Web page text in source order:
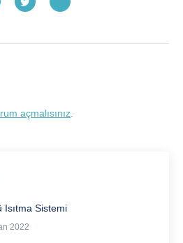
açmalısınız
Isıtma Sistemi
2022